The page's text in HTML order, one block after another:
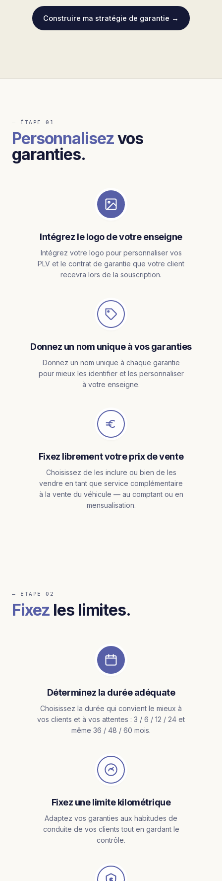
Construire ma stratégie de garantie →
— ÉTAPE 01
Personnalisezvos
garanties.
Intégrez le logo de votre enseigne
Intégrez votre logo pour personnaliser vos
PLV et le contrat de garantie que votre client
recevra lors de la souscription.
Donnez un nom unique à vos garanties
Donnez un nom unique à chaque garantie
pour mieux les identifier et les personnaliser
à votre enseigne.
Fixez librement votre prix de vente
Choisissez de les inclure ou bien de les
vendre en tant que service complémentaire
à la vente du véhicule — au comptant ou en
mensualisation.
— ÉTAPE 02
Fixez les limites.
Déterminez la durée adéquate
Choisissez la durée qui convient le mieux à
vos clients et à vos attentes : 3 / 6 / 12 / 24 et
même 36 / 48 / 60 mois.
Fixez une limite kilométrique
Adaptez vos garanties aux habitudes de
conduite de vos clients tout en gardant le
contrôle.